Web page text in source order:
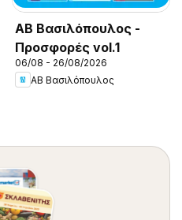
ΑΒ Βασιλόπουλος -
Προσφορές vol.1
06/08 - 26/08/2026
ΑΒ Βασιλόπουλος